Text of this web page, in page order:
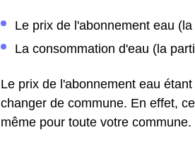
Le prix de l'abonnement eau
La consommation d'eau (la
Le prix de l'abonnement eau
changer de commune. En effet,
même pour toute votre commune.